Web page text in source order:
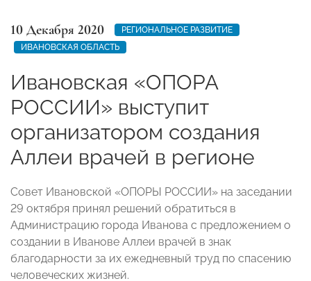
10 Декабря 2020
РЕГИОНАЛЬНОЕ РАЗВИТИЕ
ИВАНОВСКАЯ ОБЛАСТЬ
Ивановская «ОПОРА
РОССИИ» выступит
организатором создания
Аллеи врачей в регионе
Совет Ивановской «ОПОРЫ РОССИИ» на заседании
29 октября принял решений обратиться в
Администрацию города Иванова с предложением о
создании в Иванове Аллеи врачей в знак
благодарности за их ежедневный труд по спасению
человеческих жизней.